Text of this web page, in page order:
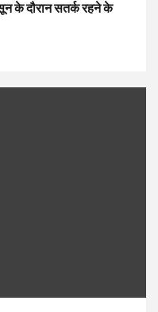
के दौरान सतर्क रहने के